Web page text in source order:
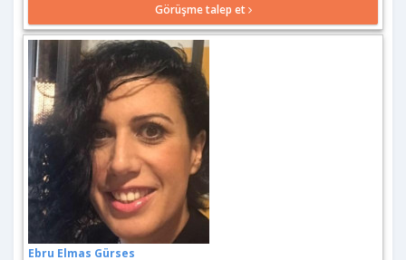
Görüşme talep et
Ebru Elmas Gürses